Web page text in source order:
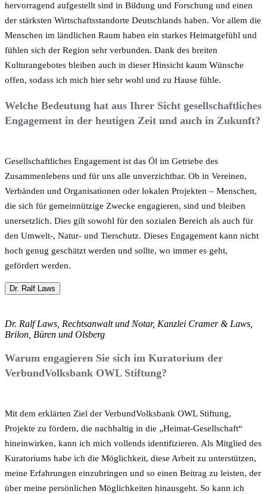
hervorragend aufgestellt sind in Bildung und Forschung und einen
der stärksten Wirtschaftsstandorte Deutschlands haben. Vor allem die
Menschen im ländlichen Raum haben ein starkes Heimatgefühl und
fühlen sich der Region sehr verbunden. Dank des breiten
Kulturangebotes bleiben auch in dieser Hinsicht kaum Wünsche
offen, sodass ich mich hier sehr wohl und zu Hause fühle.
Welche Bedeutung hat aus Ihrer Sicht gesellschaftliches
Engagement in der heutigen Zeit und auch in Zukunft?
Gesellschaftliches Engagement ist das Öl im Getriebe des
Zusammenlebens und für uns alle unverzichtbar. Ob in Vereinen,
Verbänden und Organisationen oder lokalen Projekten – Menschen,
die sich für gemeinnützige Zwecke engagieren, sind und bleiben
unersetzlich. Dies gilt sowohl für den sozialen Bereich als auch für
den Umwelt-, Natur- und Tierschutz. Dieses Engagement kann nicht
hoch genug geschätzt werden und sollte, wo immer es geht,
gefördert werden.
Dr. Ralf Laws
Dr. Ralf Laws, Rechtsanwalt und Notar, Kanzlei Cramer & Laws,
Brilon, Büren und Olsberg
Warum engagieren Sie sich im Kuratorium der
VerbundVolksbank OWL Stiftung?
Mit dem erklärten Ziel der VerbundVolksbank OWL Stiftung,
Projekte zu fördern, die nachhaltig in die „Heimat-Gesellschaft“
hineinwirken, kann ich mich vollends identifizieren. Als Mitglied des
Kuratoriums habe ich die Möglichkeit, diese Arbeit zu unterstützen,
meine Erfahrungen einzubringen und so einen Beitrag zu leisten, der
über meine persönlichen Möglichkeiten hinausgeht. So kann ich